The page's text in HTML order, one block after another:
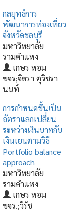
กลยุทธ์การ
พัฒนาการท่องเที่ยว
จังหวัดชลบุรี
มหาวิทยาลัย
รามคำแหง
เกษร หอม
ขจร;จิตรา ตุวิชรา
นนท์
การกำหนดขึ้นเป็น
อัตราแลกเปลี่ยน
ระหว่างเงินบาทกับ
เงินเยนตามวิธี
Portfolio balance
approach
มหาวิทยาลัย
รามคำแหง
เกษร หอม
ขจร.;วิรัช